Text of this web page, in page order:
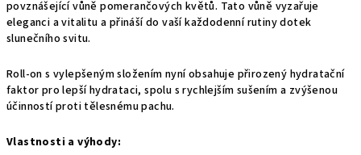
povznášející vůně pomerančových květů. Tato vůně vyzařuje
eleganci a vitalitu a přináší do vaší každodenní rutiny dotek
slunečního svitu.
Roll-on s vylepšeným složením nyní obsahuje přirozený hydratační
faktor pro lepší hydrataci, spolu s rychlejším sušením a zvýšenou
účinností proti tělesnému pachu.
Vlastnosti a výhody: